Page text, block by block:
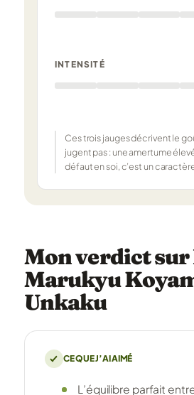
INTENSITÉ
Ces trois jauges décrivent le
jugent pas : une amertume
défaut en soi, c’est un
Mon verdict sur
Marukyu
Unkaku
CE QUE J’AI AIMÉ
L’équilibre parfait